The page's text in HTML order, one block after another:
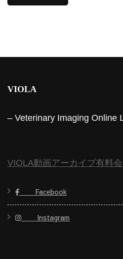
VIOLA
– Veterinary Imaging Online
VIOLA動画アーカイブ有料
Facebook
Instagram